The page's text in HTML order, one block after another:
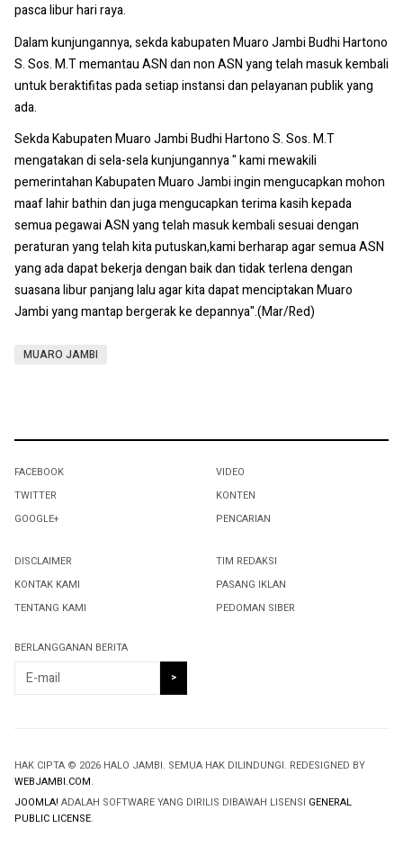
pasca libur hari raya.
Dalam kunjungannya, sekda kabupaten Muaro Jambi Budhi Hartono
S. Sos. M.T memantau ASN dan non ASN yang telah masuk kembali
untuk beraktifitas pada setiap instansi dan pelayanan publik yang
ada.
Sekda Kabupaten Muaro Jambi Budhi Hartono S. Sos. M.T
mengatakan di sela-sela kunjungannya " kami mewakili
pemerintahan Kabupaten Muaro Jambi ingin mengucapkan mohon
maaf lahir bathin dan juga mengucapkan terima kasih kepada
semua pegawai ASN yang telah masuk kembali sesuai dengan
peraturan yang telah kita putuskan,kami berharap agar semua ASN
yang ada dapat bekerja dengan baik dan tidak terlena dengan
suasana libur panjang lalu agar kita dapat menciptakan Muaro
Jambi yang mantap bergerak ke depannya".(Mar/Red)
MUARO JAMBI
FACEBOOK
TWITTER
GOOGLE+
VIDEO
KONTEN
PENCARIAN
DISCLAIMER
KONTAK KAMI
TENTANG KAMI
TIM REDAKSI
PASANG IKLAN
PEDOMAN SIBER
BERLANGGANAN BERITA
HAK CIPTA © 2026 HALO JAMBI. SEMUA HAK DILINDUNGI. REDESIGNED BY
WEBJAMBI.COM.
JOOMLA! ADALAH SOFTWARE YANG DIRILIS DIBAWAH LISENSI GENERAL
PUBLIC LICENSE.